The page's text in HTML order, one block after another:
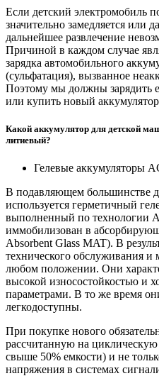
Если детский электромобиль
значительно замедляется или
дальнейшее развлечение
Причиной в каждом случае
зарядка автомобильного
(сульфатация), вызванное
Поэтому мы должны зарядить
или купить новый
Какой аккумулятор для детской
литиевый?
Гелевые аккумуляторы
В подавляющем большинстве
используется герметичный
выполненный по технологии
иммобилизован в
Absorbent Glass MAT). В
технического обслуживания и
любом положении. Они
высокой износостойкостью и
параметрами. В то же время
легкодоступны.
При покупке нового
рассчитанную на
свыше 50% емкости) и не
напряжения в системах